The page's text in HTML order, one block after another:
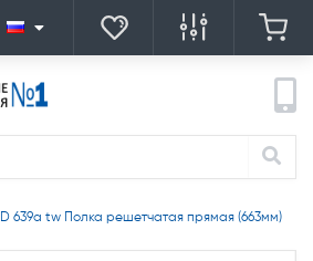
D 639a tw Полка решетчатая прямая (663мм)